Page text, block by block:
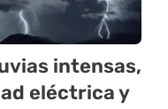
intensas,
eléctrica y